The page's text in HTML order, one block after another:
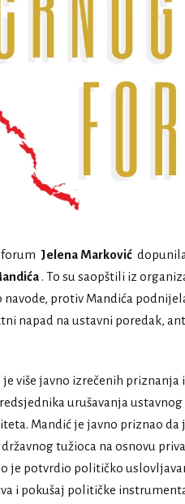
forum Jelena Marković
. To su saopštili iz
navode, protiv Mandića
napad na ustavni poredak,
je više javno izrečenih
urušavanja
Mandić je javno priznao da
tužioca na osnovu
je potvrdio političko
i pokušaj političke